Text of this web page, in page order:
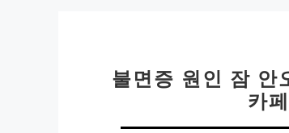
불면증 원인 잠 안
카